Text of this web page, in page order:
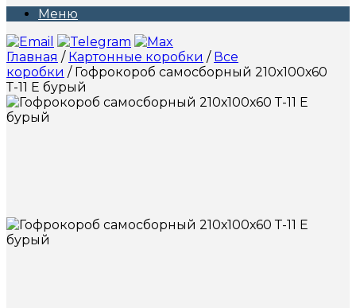
Меню
Главная / Картонные коробки / Все
коробки / Гофрокороб самосборный 210х100х60
Т-11 Е бурый